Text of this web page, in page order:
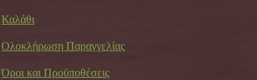
Καλάθι
Ολοκλήρωση Παραγγελίας
Όροι και Προϋποθέσεις